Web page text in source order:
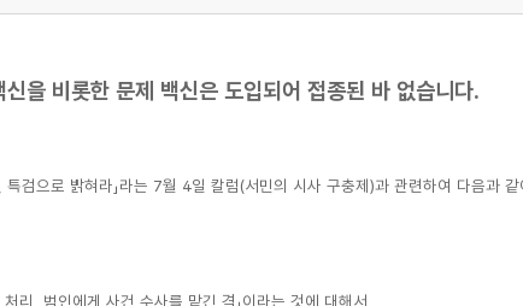
을 비롯한 문제 백신은 도입되어 접종된 바 없습니다.
특검으로 밝혀라」라는 7월 4일 칼럼(서민의 시사 구충제)과 관련하여 다음과
리, 범인에게 사건 수사를 맡긴 격」이라는 것에 대해서